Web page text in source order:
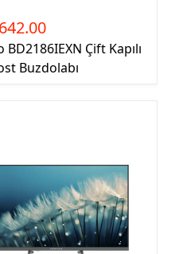
Çift Kapılı
Buzdolabı